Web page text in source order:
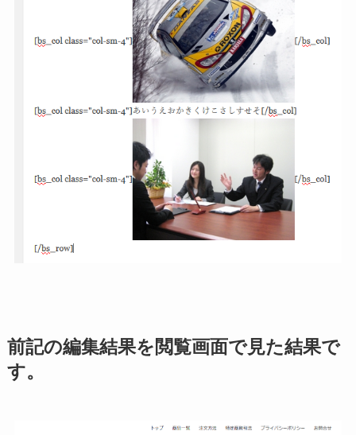
前記の編集結果を閲覧画面で見た結果で
す。